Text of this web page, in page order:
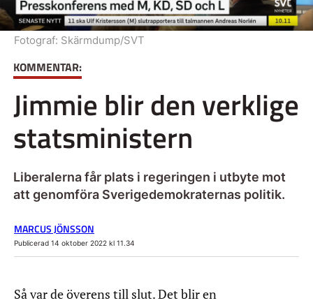
KOMMENTAR:
Jimmie blir den verklige
statsministern
Liberalerna får plats i regeringen i utbyte mot
att genomföra Sverigedemokraternas politik.
Fotograf: Skärmdump/SVT
MARCUS JÖNSSON
Publicerad 14 oktober 2022 kl 11.34
Så var de överens till slut. Det blir en